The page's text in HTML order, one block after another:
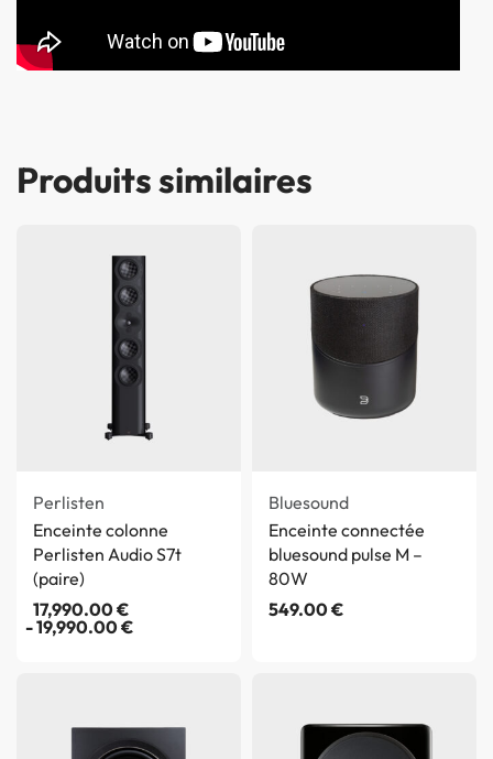
Produits similaires
Perlisten
Enceinte colonne
Perlisten Audio S7t
(paire)
17,990.00€
19,990.00€
Bluesound
Enceinte connectée
bluesound pulse M –
80W
549.00€